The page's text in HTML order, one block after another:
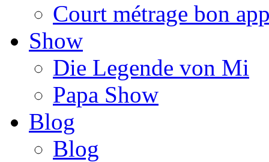
Court métrage bon
Show
Die Legende von Mi
Papa Show
Blog
Blog